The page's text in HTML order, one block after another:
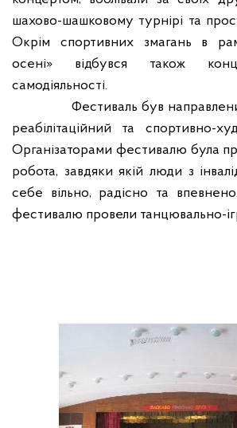
шахово-шашковому турнірі та
Окрім спортивних змагань в
осені» відбувся також
самодіяльності.
Фестиваль був
реабілітаційний та спортивно-
Організаторами фестивалю була
робота, завдяки якій люди з
себе вільно, радісно та
фестивалю провели танцювально-